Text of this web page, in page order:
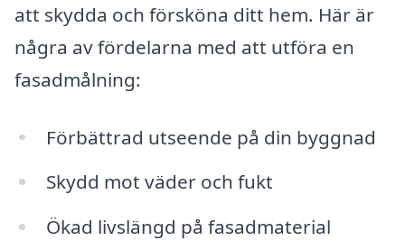
att skydda och försköna ditt hem. Här är
några av fördelarna med att utföra en
fasadmålning:
Förbättrad utseende på din byggnad
Skydd mot väder och fukt
Ökad livslängd på fasadmaterial